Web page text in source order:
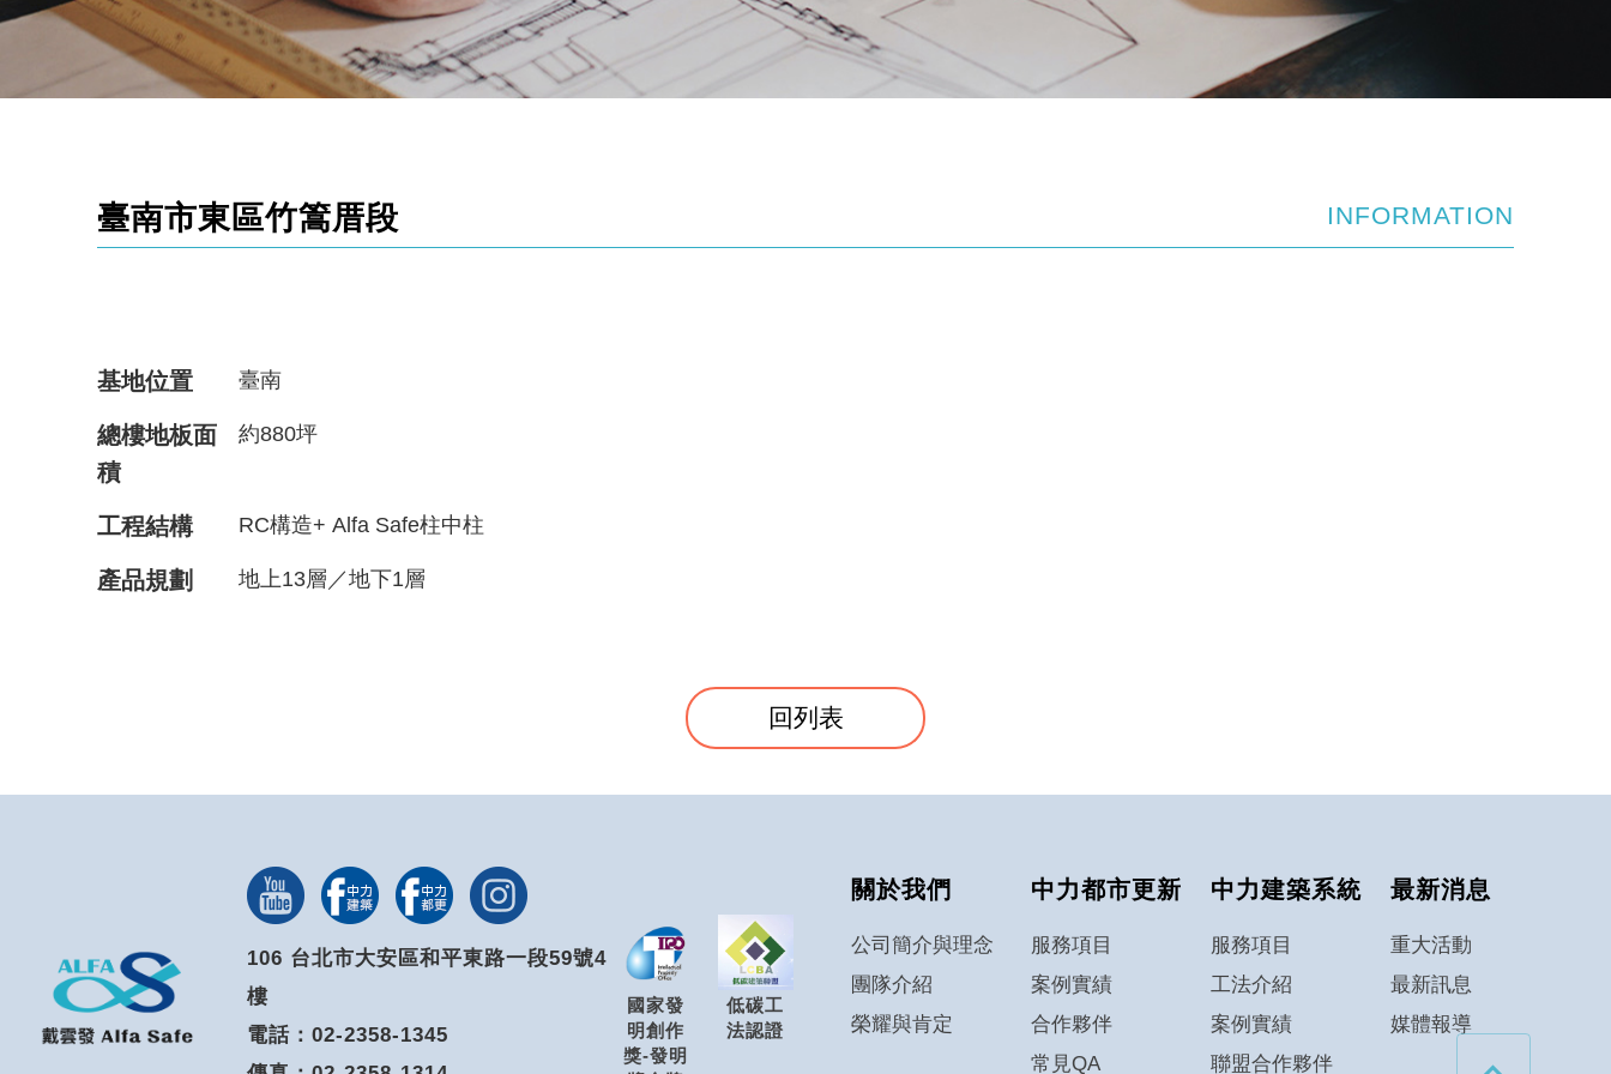
臺南市東區竹篙厝段 INFORMATION
基地位置 臺南
總樓地板面
積
約880坪
工程結構 RC構造+ Alfa Safe柱中柱
產品規劃 地上13層／地下1層
回列表
106 台北市大安區和平東路一段59號4
樓
電話：02-2358-1345
國家發
明創作
獎-發明
低碳工
法認證
關於我們
公司簡介與理念
團隊介紹
榮耀與肯定
中力都市更新
服務項目
案例實績
合作夥伴
常見QA
中力建築系統
服務項目
工法介紹
案例實績
聯盟合作夥伴
最新消息
重大活動
最新訊息
媒體報導